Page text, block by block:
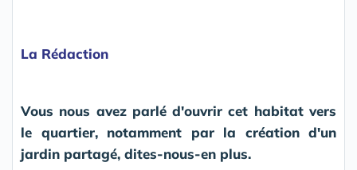
La Rédaction
Vous nous avez parlé d'ouvrir cet habitat vers
le quartier, notamment par la création d'un
jardin partagé, dites-nous-en plus.